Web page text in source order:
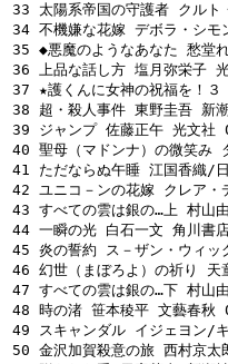
33 太陽系帝国の守護者 クル
34 不機嫌な花嫁 デボラ・シ
35 ◆悪魔のようなあなた 愁
36 上品な話し方 塩月弥栄子
37 ★護くんに女神の祝福を！
38 超・殺人事件 東野圭吾
39 ジャンプ 佐藤正午 光文
40 聖母（マドンナ）の微笑
41 ただならぬ午睡 江国香織/
42 ユニコ－ンの花嫁 クレア
43 すべての雲は銀の…上 村
44 一瞬の光 白石一文 角川
45 炎の誓約 ス－ザン・ウィ
46 幻世（まぼろよ）の祈り
47 すべての雲は銀の…下 村
48 時の渚 笹本稜平 文藝春
49 スキャンダル イジェヨン/
50 金沢加賀殺意の旅 西村京